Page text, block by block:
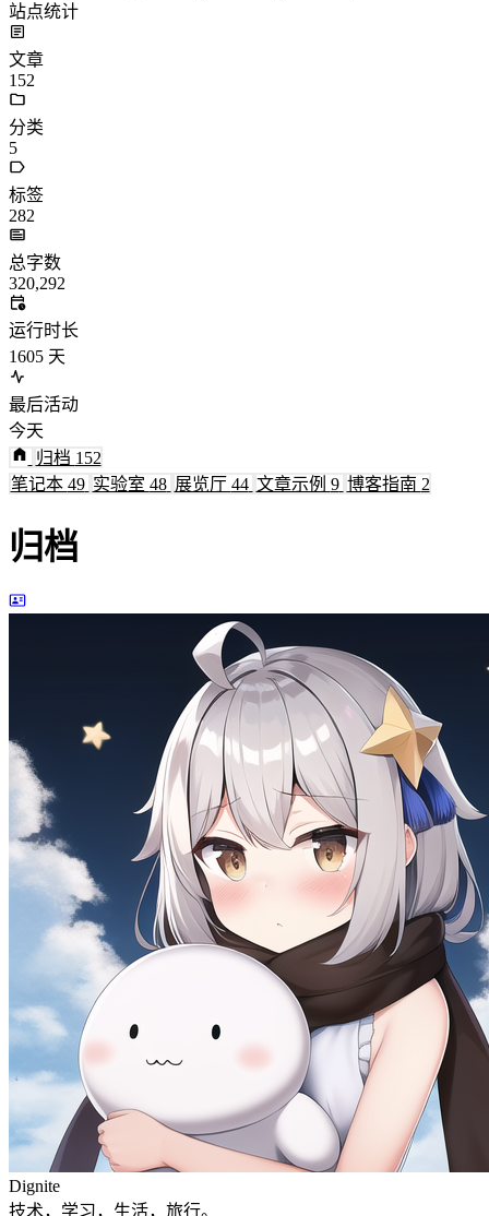
站点统计
文章
152
分类
5
标签
282
总字数
320,292
运行时长
1605 天
最后活动
今天
归档 152
笔记本 49 实验室 48 展览厅 44 文章示例 9 博客指南 2
归档
Dignite
技术，学习，生活，旅行。